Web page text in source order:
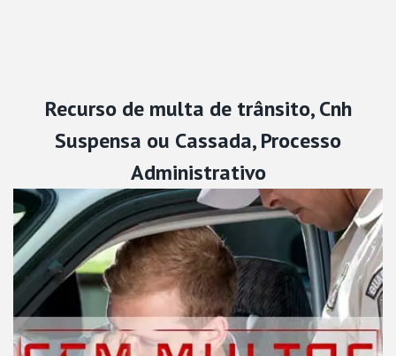
Recurso de multa de trânsito, Cnh
Suspensa ou Cassada, Processo
Administrativo